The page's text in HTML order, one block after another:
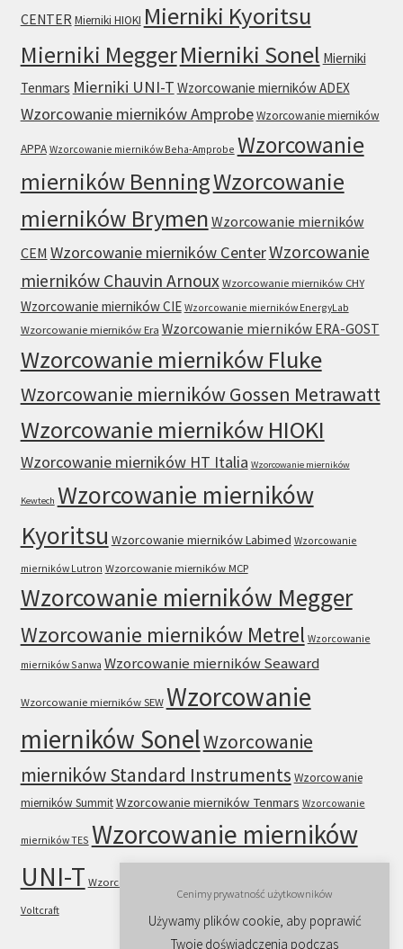
CENTER Mierniki HIOKI Mierniki Kyoritsu
Mierniki MeggerMierniki Sonel Mierniki
Tenmars Mierniki UNI-T Wzorcowanie mierników ADEX
Wzorcowanie mierników AmprobeWzorcowanie mierników
APPA Wzorcowanie mierników Beha-Amprobe Wzorcowanie
mierników BenningWzorcowanie
mierników Brymen Wzorcowanie mierników
CEM Wzorcowanie mierników CenterWzorcowanie
mierników Chauvin Arnoux Wzorcowanie mierników CHY
Wzorcowanie mierników CIE Wzorcowanie mierników EnergyLab
Wzorcowanie mierników Era Wzorcowanie mierników ERA-GOST
Wzorcowanie mierników Fluke
Wzorcowanie mierników Gossen Metrawatt
Wzorcowanie mierników HIOKI
Wzorcowanie mierników HT Italia Wzorcowanie mierników
Kewtech Wzorcowanie mierników
Kyoritsu Wzorcowanie mierników Labimed Wzorcowanie
mierników Lutron Wzorcowanie mierników MCP
Wzorcowanie mierników Megger
Wzorcowanie mierników Metrel Wzorcowanie
mierników Sanwa Wzorcowanie mierników Seaward
Wzorcowanie mierników SEW Wzorcowanie
mierników SonelWzorcowanie
mierników Standard Instruments Wzorcowanie
mierników SummitWzorcowanie mierników Tenmars Wzorcowanie
mierników TES Wzorcowanie mierników
UNI-T Wzorcowanie mierników VICTOR
Voltcraft
Cenimy prywatność użytkowników
Używamy plików cookie, aby poprawić
Twoje doświadczenia podczas